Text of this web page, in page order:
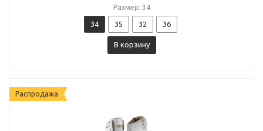
Размер: 34
34 35 32 36
В корзину
Распродажа